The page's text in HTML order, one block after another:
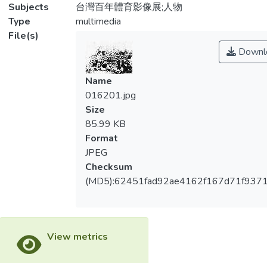
Subjects
台灣百年體育影像展;人物
Type
multimedia
File(s)
Name
016201.jpg
Size
85.99 KB
Format
JPEG
Checksum
View metrics